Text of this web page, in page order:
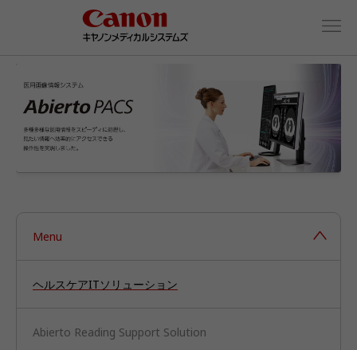
Menu
ヘルスケアITソリューション
Abierto Reading Support Solution